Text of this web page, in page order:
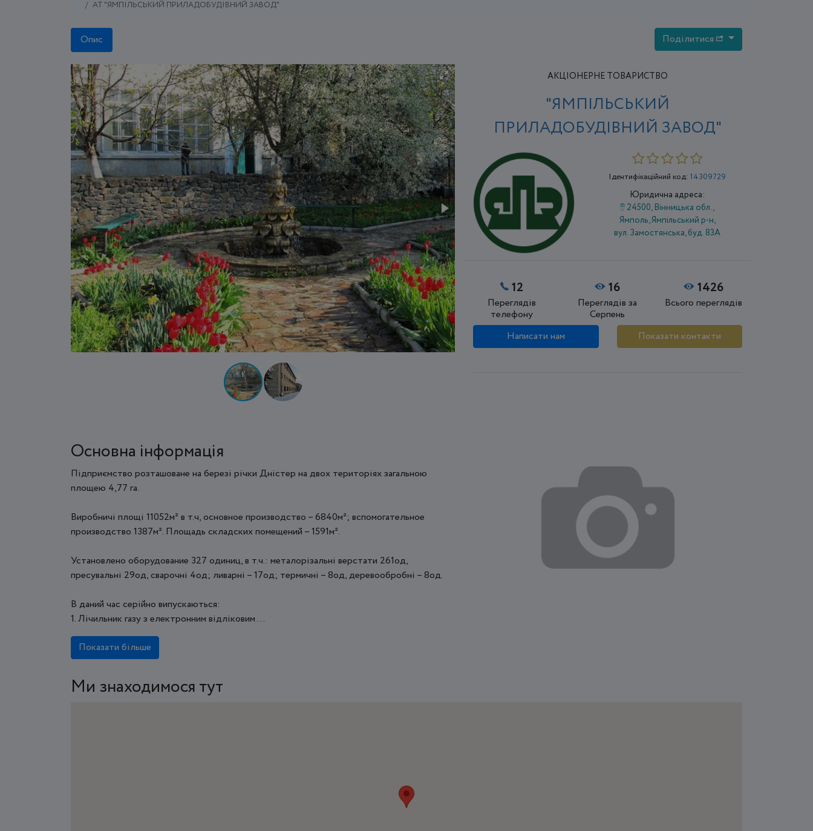
АТ "ЯМПІЛЬСЬКИЙ ПРИЛАДОБУДІВНИЙ ЗАВОД"
Опис Поділитися
АКЦІОНЕРНЕ ТОВАРИСТВО
"ЯМПІЛЬСЬКИЙ
ПРИЛАДОБУДІВНИЙ ЗАВОД"
Ідентифікаційний код:14309729
Юридична адреса:
24500, Вінницька обл.,
Ямполь, Ямпільський р-н,
вул. Замостянська, буд. 83А
12
Переглядів
телефону
16
Переглядів за
Серпень
1426
Всього переглядів
Написати нам Показати контакти
Основна інформація
Підприємство розташоване на березі річки Дністер на двох територіях загальною
площею 4,77 га.
Виробничі площі 11052м² в т.ч, основное производство – 6840м²; вспомогательное
производство 1387м². Площадь складских помещений – 1591м².
Установлено оборудование 327 одиниц, в т.ч.: металорізальні верстати 261од,
пресувальні 29од, сварочні 4од; ливарні – 17од; термичні – 8од, деревообробні – 8од.
В даний час серійно випускаються:
1. Лічильник газу з електронним відліковим ...
Показати більше
Ми знаходимося тут